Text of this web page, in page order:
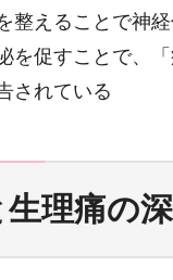
整えることで神
を促すことで、
されている
生理痛の